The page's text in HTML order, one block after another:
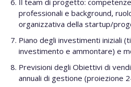
Il team di progetto:
professionali e background,
organizzativa della startup/
Piano degli investimenti iniziali
investimento e ammontare) e
Previsioni degli Obiettivi di
annuali di gestione (proiezione